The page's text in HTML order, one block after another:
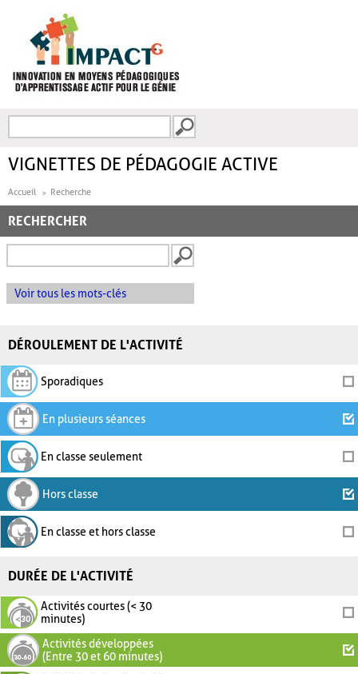
FORMULAIRE DE
VIGNETTES DE PÉDAGOGIE ACTIVE
Accueil Recherche
RECHERCHER
Voir tous les mots-clés
DÉROULEMENT DE L'ACTIVITÉ
Sporadiques
En plusieurs séances
En classe seulement
Hors classe
En classe et hors classe
DURÉE DE L'ACTIVITÉ
Activités courtes (< 30
minutes)
Activités développées
(Entre 30 et 60 minutes)